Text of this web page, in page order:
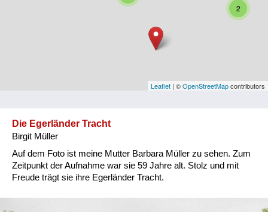
Salzburg
Steiermark
Vorarlberg
Besatzungsmächte
2
Leaflet | ©OpenStreetMapcontributors
Die Egerländer Tracht
Birgit Müller
Auf dem Foto ist meine Mutter Barbara Müller zu sehen. Zum
Zeitpunkt der Aufnahme war sie 59 Jahre alt. Stolz und mit
Freude trägt sie ihre Egerländer Tracht.